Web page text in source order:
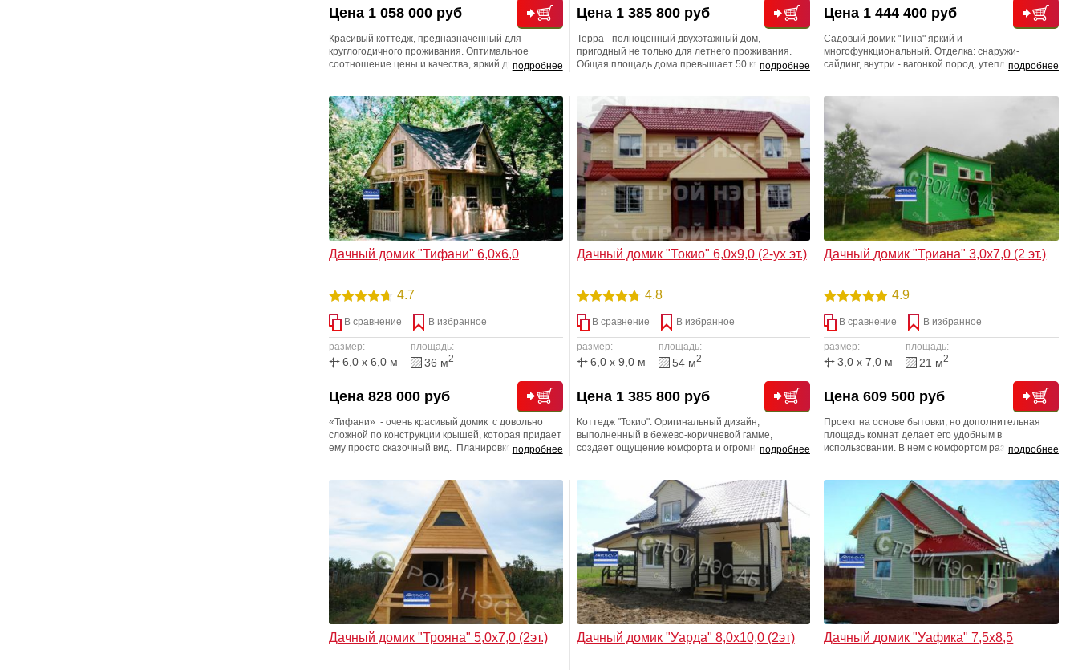
Цена 1 058 000 руб
подробнее
Красивый коттедж, предназначенный для
круглогодичного проживания. Оптимальное
соотношение цены и качества, яркий дизайн,
Цена 1 385 800 руб
подробнее
Терра - полноценный двухэтажный дом,
пригодный не только для летнего проживания.
Общая площадь дома превышает 50 квадратных
стол для всей семьи или оборудовать детский
уголок. Пространство веранды защищено даже от
косого дождя.
Цена 1 444 400 руб
подробнее
Садовый домик "Тина" яркий и
многофункциональный. Отделка: снаружи-
сайдинг, внутри - вагонкой пород, утеплен мин
Дачный домик "Тифани" 6,0х6,0
4.7
В сравнение В избранное
размер:
6,0 x 6,0 м
площадь:
36 м2
Цена 828 000 руб
подробнее
«Тифани» - очень красивый домик с довольно
сложной по конструкции крышей, которая придает
ему просто сказочный вид. Планировкой дома
первом этаже и небольшая комната на втором.
Максимальная высота потолка на втором этаже –
Дачный домик "Токио" 6,0х9,0 (2-ух эт.)
4.8
В сравнение В избранное
размер:
6,0 x 9,0 м
площадь:
54 м2
Цена 1 385 800 руб
подробнее
Коттедж "Токио". Оригинальный дизайн,
выполненный в бежево-коричневой гамме,
создает ощущение комфорта и огромного
Дачный домик "Триана" 3,0х7,0 (2 эт.)
4.9
В сравнение В избранное
размер:
3,0 x 7,0 м
площадь:
21 м2
Цена 609 500 руб
подробнее
Проект на основе бытовки, но дополнительная
площадь комнат делает его удобным в
использовании. В нем с комфортом разместится
Дачный домик "Трояна" 5,0х7,0 (2эт.) Дачный домик "Уарда" 8,0х10,0 (2эт) Дачный домик "Уафика" 7,5х8,5